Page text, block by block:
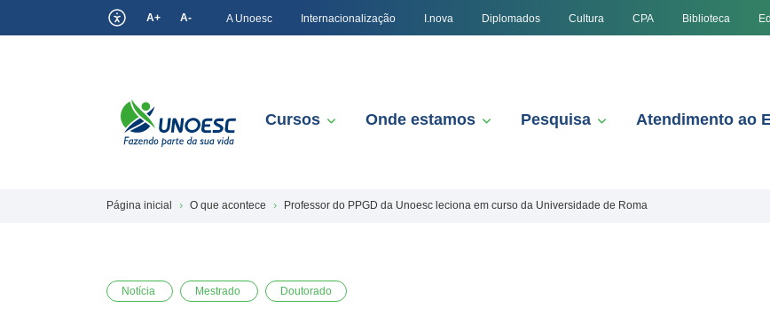
A+ A- A Unoesc Internacionalização I.nova Diplomados Cultura CPA Biblioteca
Cursos Onde estamos Pesquisa Atendimento ao
Página inicial O que acontece Professor do PPGD da Unoesc leciona em curso da Universidade de Roma
Notícia Mestrado Doutorado